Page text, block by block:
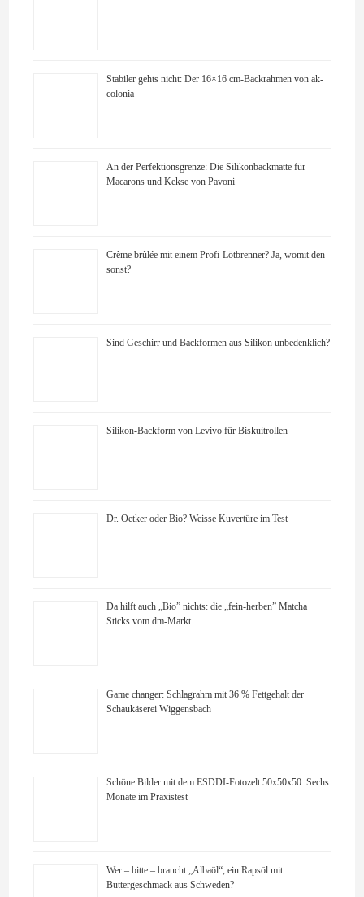
Stabiler gehts nicht: Der 16×16 cm-Backrahmen von ak-
colonia
An der Perfektionsgrenze: Die Silikonbackmatte für
Macarons und Kekse von Pavoni
Crème brûlée mit einem Profi-Lötbrenner? Ja, womit den
sonst?
Sind Geschirr und Backformen aus Silikon unbedenklich?
Silikon-Backform von Levivo für Biskuitrollen
Dr. Oetker oder Bio? Weisse Kuvertüre im Test
Da hilft auch „Bio” nichts: die „fein-herben” Matcha
Sticks vom dm-Markt
Game changer: Schlagrahm mit 36 % Fettgehalt der
Schaukäserei Wiggensbach
Schöne Bilder mit dem ESDDI-Fotozelt 50x50x50: Sechs
Monate im Praxistest
Wer – bitte – braucht „Albaöl“, ein Rapsöl mit
Buttergeschmack aus Schweden?